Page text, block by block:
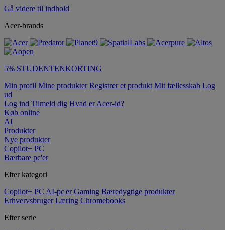
Gå videre til indhold
Acer-brands
5% STUDENTENKORTING
Min profil Mine produkter Registrer et produkt Mit fællesskab Log
ud
Log ind Tilmeld dig Hvad er Acer-id?
Køb online
AI
Produkter
Nye produkter
Copilot+ PC
Bærbare pc'er
Efter kategori
Copilot+ PC AI-pc'er Gaming Bæredygtige produkter
Erhvervsbruger Læring Chromebooks
Efter serie